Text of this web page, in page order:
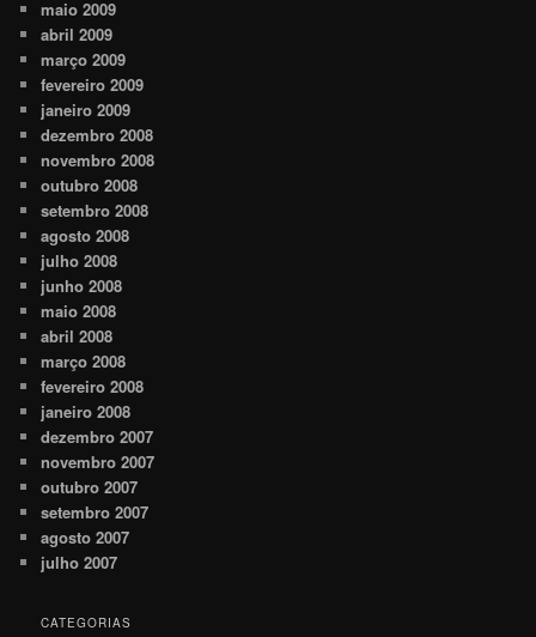
maio 2009
abril 2009
março 2009
fevereiro 2009
janeiro 2009
dezembro 2008
novembro 2008
outubro 2008
setembro 2008
agosto 2008
julho 2008
junho 2008
maio 2008
abril 2008
março 2008
fevereiro 2008
janeiro 2008
dezembro 2007
novembro 2007
outubro 2007
setembro 2007
agosto 2007
julho 2007
CATEGORIAS